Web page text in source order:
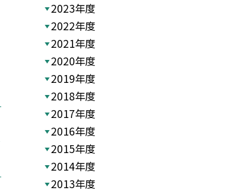
2023年度
2022年度
2021年度
2020年度
2019年度
2018年度
2017年度
2016年度
2015年度
2014年度
2013年度